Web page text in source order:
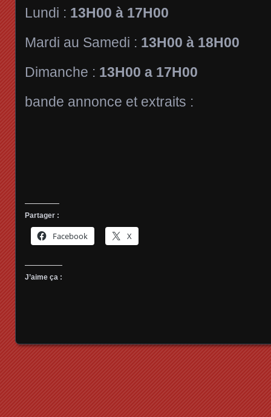
Lundi : 13H00 à 17H00
Mardi au Samedi : 13H00 à 18H00
Dimanche : 13H00 a 17H00
bande annonce et extraits :
Partager :
Facebook X
J’aime ça :